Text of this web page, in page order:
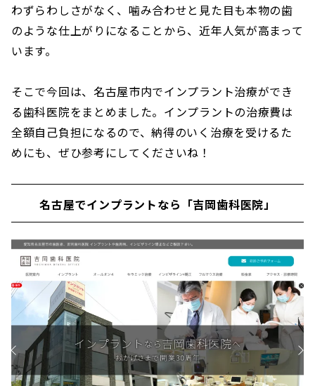
わずらわしさがなく、噛み合わせと見た目も本物の歯
のような仕上がりになることから、近年人気が高まって
います。
そこで今回は、名古屋市内でインプラント治療ができ
る歯科医院をまとめました。インプラントの治療費は
全額自己負担になるので、納得のいく治療を受けるた
めにも、ぜひ参考にしてくださいね！
名古屋でインプラントなら「吉岡歯科医院」